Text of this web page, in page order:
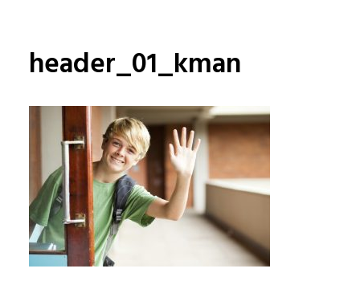
MONDZORG EN GEZONDHEID
BLOG
CONTACT
© 2017 Beter Gebit
Sitemap |Disclaimer
header_01_kman